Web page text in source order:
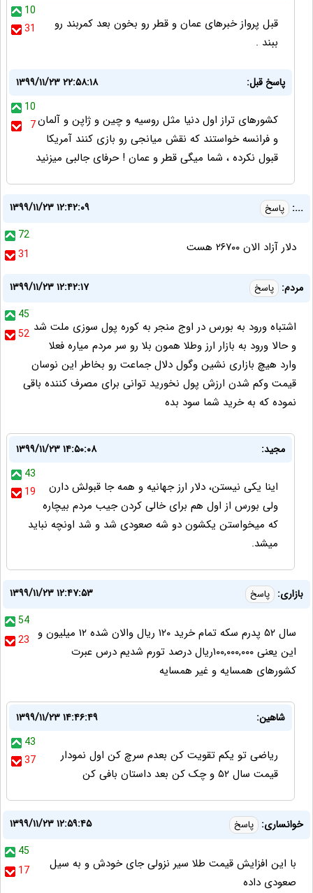
10
31
قبل پرواز خبرهای عمان و قطر رو بخون بعد کمربند رو
ببند .
پاسخ قبل:
۱۳۹۹/۱۱/۲۳ ۲۲:۵۸:۱۸
10
7کشورهای تراز اول دنیا مثل روسیه و چین و ژاپن و آلمان
و فرانسه خواستند که نقش میانجی رو بازی کنند آمریکا
قبول نکرده ، شما میگی قطر و عمان ! حرفای جالبی میزنید
...: پاسخ
۱۳۹۹/۱۱/۲۳ ۱۲:۴۲:۰۹
72
31
دلار آزاد الان ۲۶۷۰۰ هست
مردم: پاسخ
۱۳۹۹/۱۱/۲۳ ۱۲:۴۲:۱۷
45
52 اشتباه ورود به بورس در اوج منجر به کوره پول سوزی ملت شد
و حالا ورود به بازار ارز وطلا همون بلا رو سر مردم میاره فعلا
وارد هیچ بازاری نشین وگول دلال جماعت رو بخاطر این نوسان
قیمت وکم شدن ارزش پول نخورید توانی برای مصرف کننده باقی
نموده که به خرید شما سود بده
مجید:
۱۳۹۹/۱۱/۲۳ ۱۴:۵۰:۰۸
43
19
اینا یکی نیستن، دلار ارز جهانیه و همه جا قبولش دارن
ولی بورس از اول هم برای خالی کردن جیب مردم بیچاره
که میخواستن یکشون دو شه صعودی شد و شد اونچه نباید
میشد.
بازاری: پاسخ
۱۳۹۹/۱۱/۲۳ ۱۲:۴۷:۵۳
54
23
سال ۵۲ پدرم سکه تمام خرید ۱۲۰ ریال والان شده ۱۲ میلیون و
این یعنی ۱۰۰,۰۰۰,۰۰۰ریال درصد تورم شدیم درس عبرت
کشورهای همسایه و غیر همسایه
شاهین:
۱۳۹۹/۱۱/۲۳ ۱۴:۴۶:۴۹
43
37
ریاضی تو یکم تقویت کن بعدم سرچ کن اول نمودار
قیمت سال ۵۲ و چک کن بعد داستان بافی کن
خوانساری: پاسخ
۱۳۹۹/۱۱/۲۳ ۱۲:۵۹:۴۵
45
17
با این افزایش قیمت طلا سیر نزولی جای خودش و به سیل
صعودی داده